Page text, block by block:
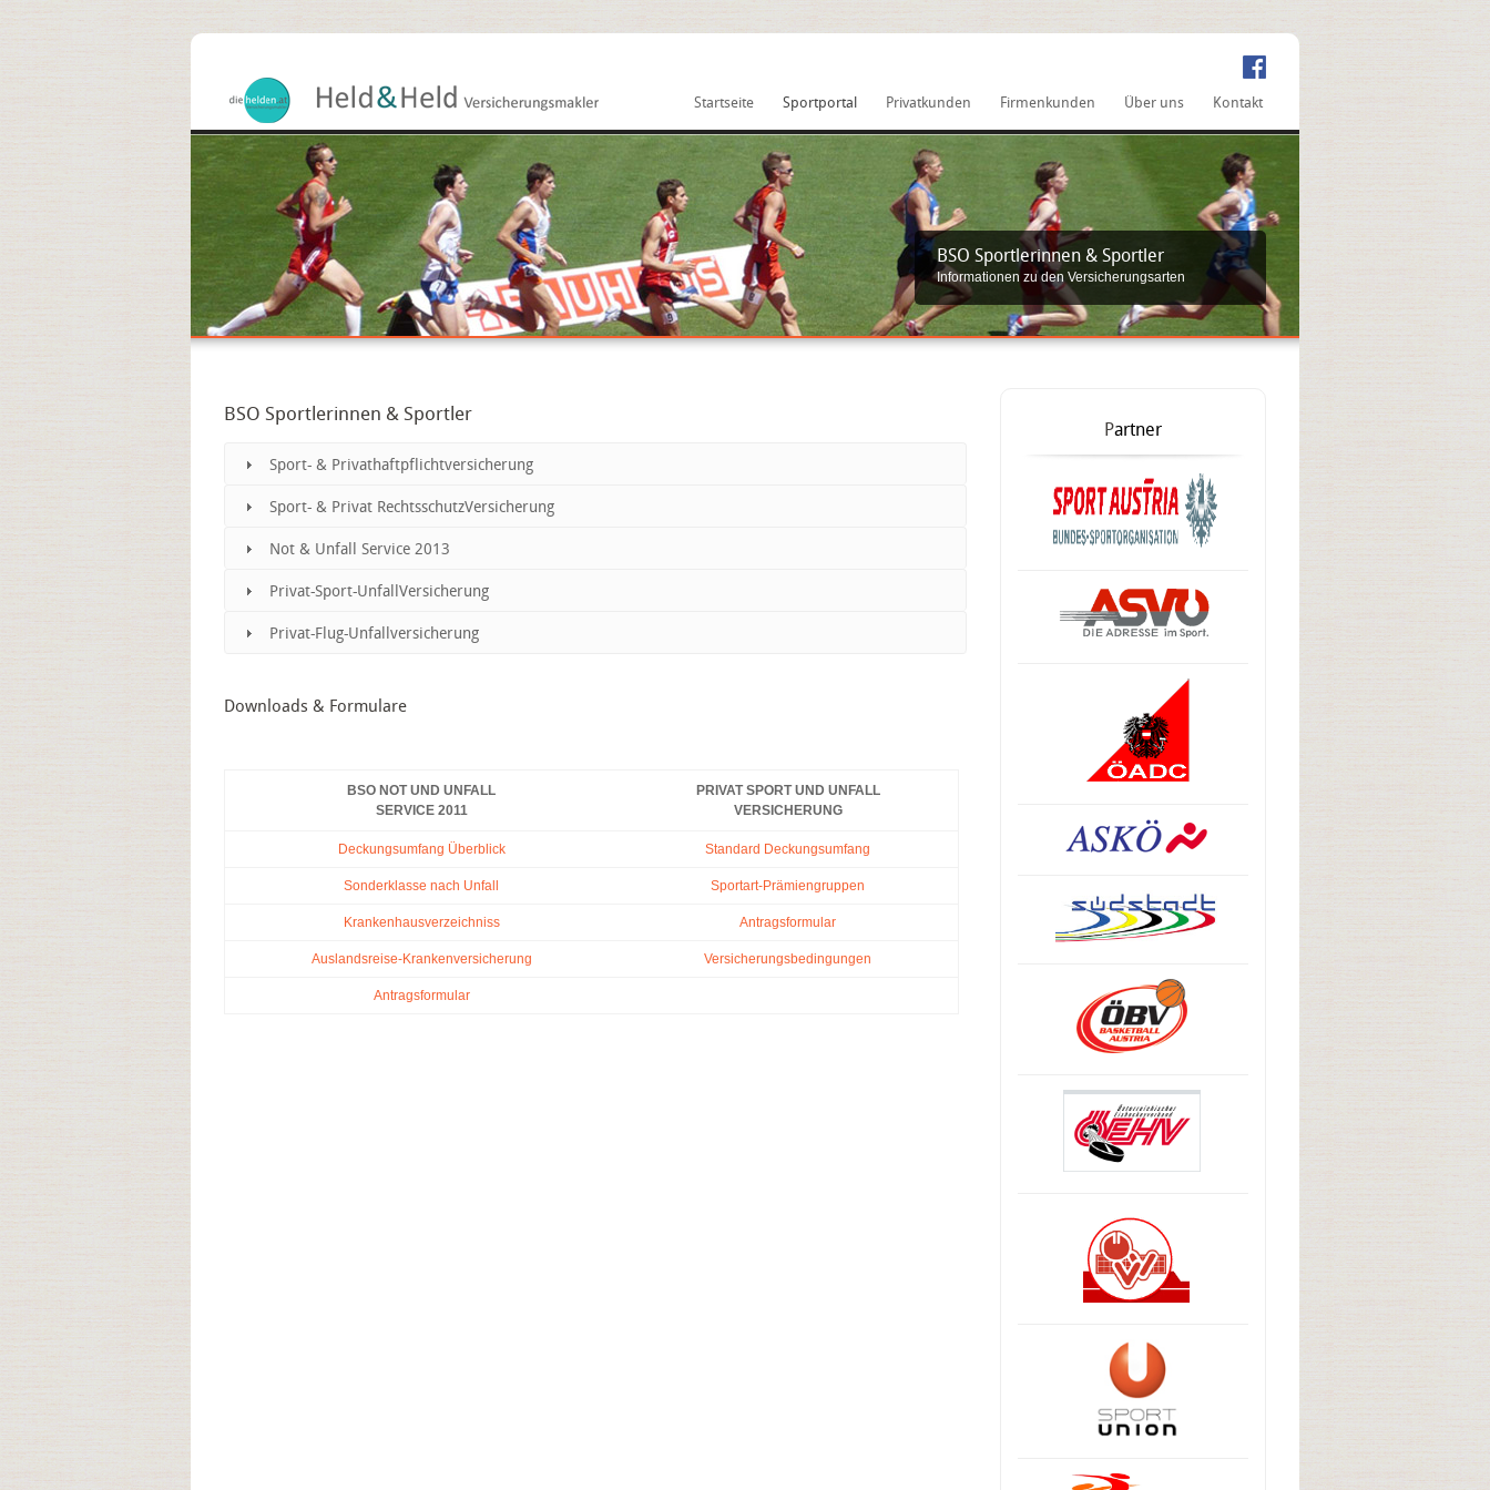
Startseite Sportportal Privatkunden Firmenkunden Über uns Kontakt
BSO Sportlerinnen & Sportler
Informationen zu den Versicherungsarten
BSO Sportlerinnen & Sportler
Sport- & Privathaftpflichtversicherung
Sport- & Privat RechtsschutzVersicherung
Not & Unfall Service 2013
Privat-Sport-UnfallVersicherung
Privat-Flug-Unfallversicherung
Downloads & Formulare
BSO NOT UND UNFALL
SERVICE 2011
PRIVAT SPORT UND UNFALL
VERSICHERUNG
Deckungsumfang Überblick Standard Deckungsumfang
Sonderklasse nach Unfall Sportart-Prämiengruppen
Krankenhausverzeichniss Antragsformular
Auslandsreise-Krankenversicherung Versicherungsbedingungen
Antragsformular
Partner